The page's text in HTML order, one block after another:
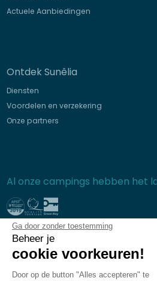
Ga door zonder toestemming
Beheer je
cookie voorkeuren!
Door op de button "Alles accepteren" te
Actuele Aanbiedingen
Ontdek Sunêlia
Diensten
Voordelen en verzekering
Onze partners
Al onze campings hebben het
Beveiligde betaling